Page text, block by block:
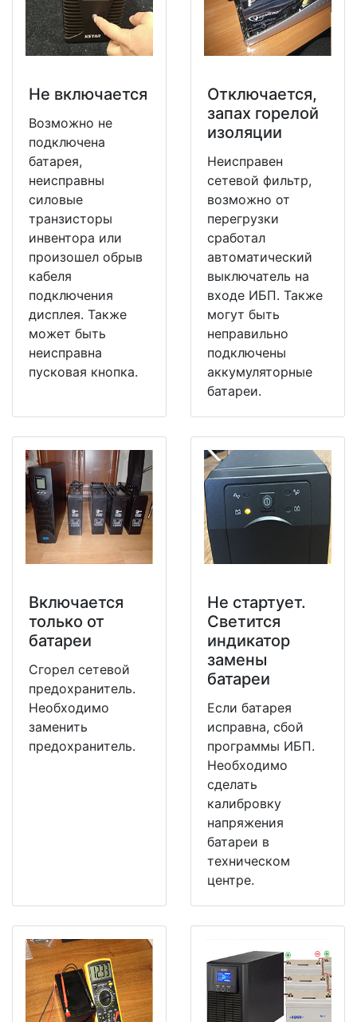
Не включается
Возможно не
подключена
батарея,
неисправны
силовые
транзисторы
инвентора или
произошел обрыв
кабеля
подключения
дисплея. Также
может быть
неисправна
пусковая кнопка.
Отключается,
запах горелой
изоляции
Неисправен
сетевой фильтр,
возможно от
перегрузки
сработал
автоматический
выключатель на
входе ИБП. Также
могут быть
неправильно
подключены
аккумуляторные
батареи.
Включается
только от
батареи
Сгорел сетевой
предохранитель.
Необходимо
заменить
предохранитель.
Не стартует.
Светится
индикатор
замены
батареи
Если батарея
исправна, сбой
программы ИБП.
Необходимо
сделать
калибровку
напряжения
батареи в
техническом
центре.